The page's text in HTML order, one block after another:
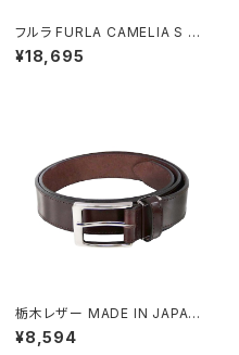
フルラ FURLA CAMELIA S C
OMPACT WALLETS 二つ折り
財布 wp00315-are000-125
¥18,695
栃木レザー MADE IN JAPAN
ベルト 本革 日本製 メイドイン
ジャパン 50051665-brown メ
¥8,594